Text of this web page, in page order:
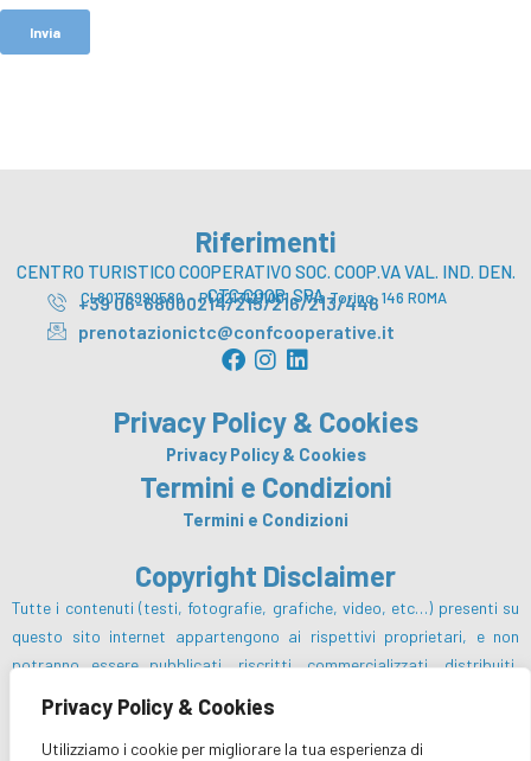
Privacy Policy & Cookies
Utilizziamo i cookie per migliorare la tua esperienza di
Riferimenti
CENTRO TURISTICO COOPERATIVO SOC. COOP.VA VAL. IND. DEN.
CTC COOP. SPA
CI 80176990580 – PI 02131211001 – Via Torino, 146 ROMA
+39 06-68000214/215/216/213/446
prenotazionictc@confcooperative.it
F
a
e
b
o
o
k
I
t
a
g
r
a
L
k
e
d
i
n
Privacy Policy & Cookies
Privacy Policy & Cookies
Termini e Condizioni
Termini e Condizioni
Copyright Disclaimer
Tutte i contenuti (testi, fotografie, grafiche, video, etc…) presenti su
questo sito internet appartengono ai rispettivi proprietari, e non
potranno essere pubblicati, riscritti, commercializzati, distribuiti,
alcun modo e sotto qualsiasi forma salvo preventiva autorizzazione da
parte del Centro Turistico Cooperativo sc e/o dei rispettivi proprietari